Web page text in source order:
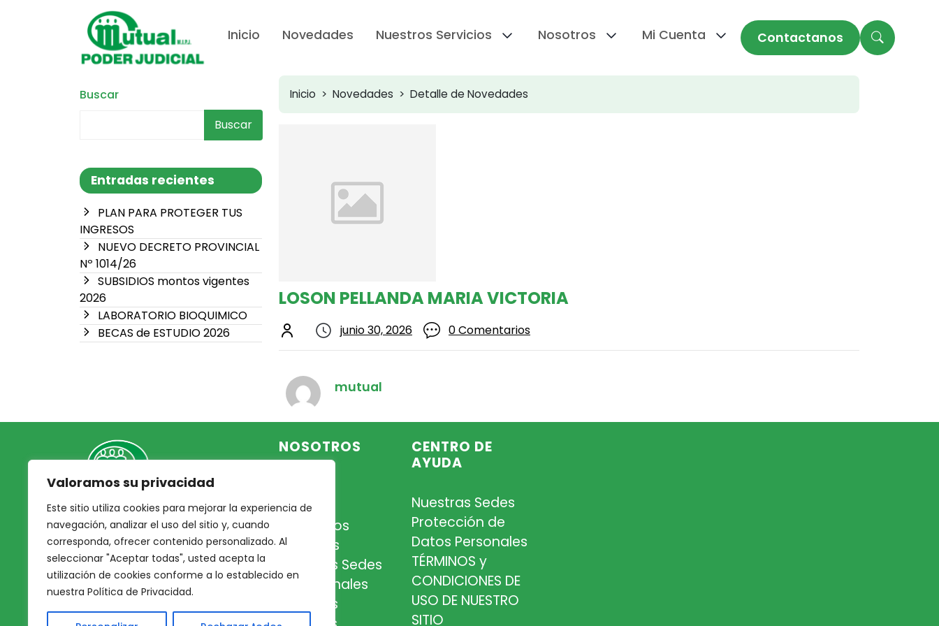
Valoramos su privacidad
Este sitio utiliza cookies para mejorar la experiencia de
navegación, analizar el uso del sitio y, cuando
corresponda, ofrecer contenido personalizado. Al
seleccionar "Aceptar todas", usted acepta la
utilización de cookies conforme a lo establecido en
nuestra Política de Privacidad.
Inicio Novedades Nuestros Servicios Nosotros Mi Cuenta Contactanos
Buscar
Buscar
Entradas recientes
PLAN PARA PROTEGER TUS
INGRESOS
NUEVO DECRETO PROVINCIAL
Nº 1014/26
SUBSIDIOS montos vigentes
2026
LABORATORIO BIOQUIMICO
BECAS de ESTUDIO 2026
Inicio Novedades Detalle de Novedades
LOSON PELLANDA MARIA VICTORIA
junio 30, 2026 0 Comentarios
mutual
Mutual Integrantes del
Poder Judicial
afiliacion@mjpj.org.ar
+54 9 342 467-4510
NOSOTROS
Acceso
Asociados
Nosotros
Nuestras Sedes
Profesionales
Nuestros
CENTRO DE
AYUDA
Nuestras Sedes
Protección de
Datos Personales
TÉRMINOS y
CONDICIONES DE
USO DE NUESTRO
SITIO